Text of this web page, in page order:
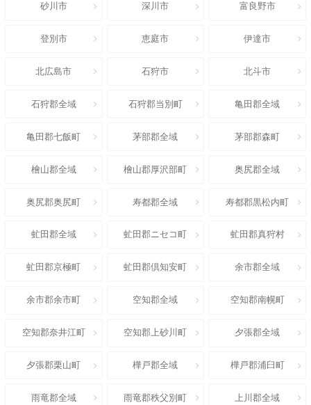
砂川市 深川市 富良野市
登別市 恵庭市 伊達市
北広島市 石狩市 北斗市
石狩郡全域 石狩郡当別町 亀田郡全域
亀田郡七飯町 茅部郡全域 茅部郡森町
檜山郡全域 檜山郡厚沢部町 奥尻郡全域
奥尻郡奥尻町 寿都郡全域 寿都郡黒松内町
虻田郡全域 虻田郡ニセコ町 虻田郡真狩村
虻田郡京極町 虻田郡倶知安町 余市郡全域
余市郡余市町 空知郡全域 空知郡南幌町
空知郡奈井江町 空知郡上砂川町 夕張郡全域
夕張郡栗山町 樺戸郡全域 樺戸郡浦臼町
雨竜郡全域 雨竜郡秩父別町 上川郡全域